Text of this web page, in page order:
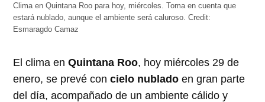
Clima en Quintana Roo para hoy, miércoles. Toma en cuenta que
estará nublado, aunque el ambiente será caluroso.Credit:
Esmaragdo Camaz
El clima enQuintana Roo, hoy miércoles 29 de
enero, se prevé concielo nubladoen gran parte
del día, acompañado de un ambiente cálido y